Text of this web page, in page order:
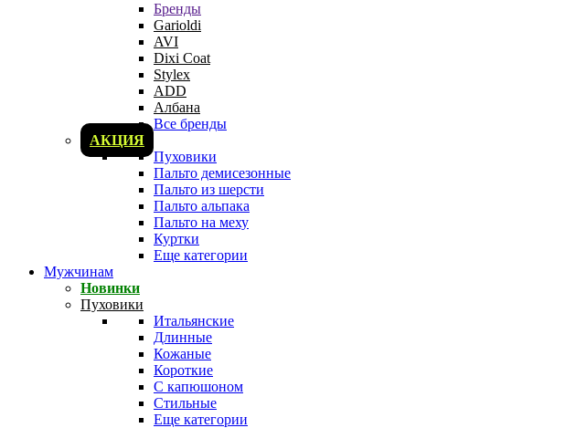
Бренды
Garioldi
AVI
Dixi Coat
Stylex
ADD
Албана
Все бренды
АКЦИЯ
Пуховики
Пальто демисезонные
Пальто из шерсти
Пальто альпака
Пальто на меху
Куртки
Еще категории
Мужчинам
Новинки
Пуховики
Итальянские
Длинные
Кожаные
Короткие
С капюшоном
Стильные
Еще категории